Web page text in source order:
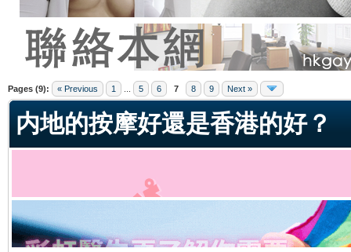
Pages (9): « Previous 1 5 6 7 8 9 Next »
内地的按摩好還是香港的好？